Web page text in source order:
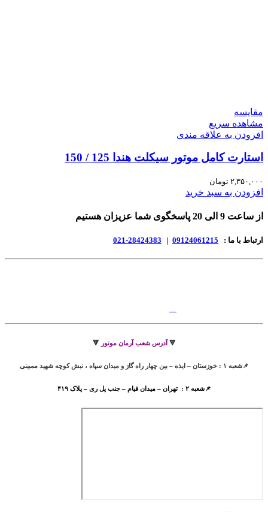
مقایسه
مشاهده سریع
افزودن به علاقه مندی
استارت کامل موتور سیکلت هندا 125 / 150
۲,۳۵۰,۰۰۰ تومان
افزودن به سبد خرید
از ساعت 9 الی 20 پاسخگوی شما عزیزان هستیم
ارتباط با ما : 09124061215
|
28424383-021
🔻 آدرس شعب آرمان موتور 🔻
📌شعبه ۱ : خوزستان – ایذه – بین چهار راه گاز و میدان سپاه ، نبش کوچه شهید ممبینی
📌شعبه ۲ : تهران – میدان قیام – جنب پل ری – پلاک ۴۱۹